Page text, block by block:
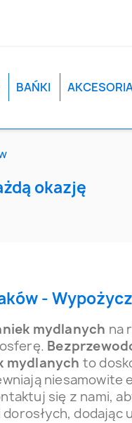
BAŃKI
okazję
-
mydlanych na
mydlanych to
niesamowite
się z nami,
dodając